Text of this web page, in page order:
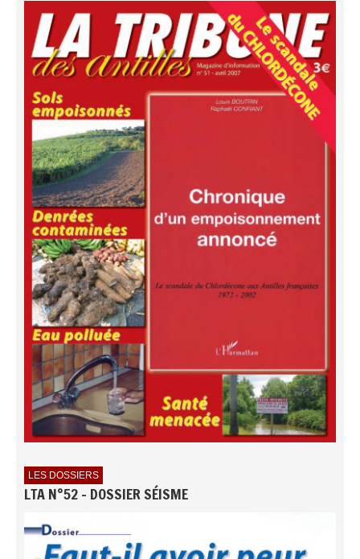
LES DOSSIERS
LTA N°52 - DOSSIER SÉISME